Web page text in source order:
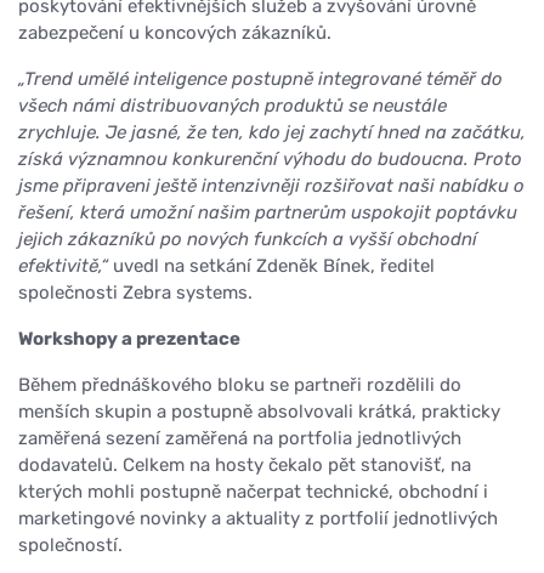
poskytování efektivnějších služeb a zvyšování úrovně
zabezpečení u koncových zákazníků.
„Trend umělé inteligence postupně integrované téměř do
všech námi distribuovaných produktů se neustále
zrychluje. Je jasné, že ten, kdo jej zachytí hned na začátku,
získá významnou konkurenční výhodu do budoucna. Proto
jsme připraveni ještě intenzivněji rozšiřovat naši nabídku o
řešení, která umožní našim partnerům uspokojit poptávku
jejich zákazníků po nových funkcích a vyšší obchodní
efektivitě,“uvedl na setkání Zdeněk Bínek, ředitel
společnosti Zebra systems.
Workshopy a prezentace
Během přednáškového bloku se partneři rozdělili do
menších skupin a postupně absolvovali krátká, prakticky
zaměřená sezení zaměřená na portfolia jednotlivých
dodavatelů. Celkem na hosty čekalo pět stanovišť, na
kterých mohli postupně načerpat technické, obchodní i
marketingové novinky a aktuality z portfolií jednotlivých
společností.